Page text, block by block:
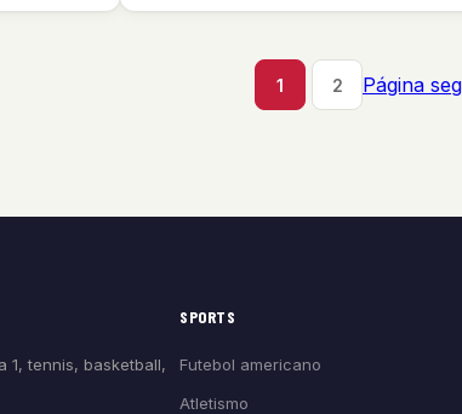
1 2 Página
1, tennis, basketball,
SPORTS
Futebol americano
Atletismo